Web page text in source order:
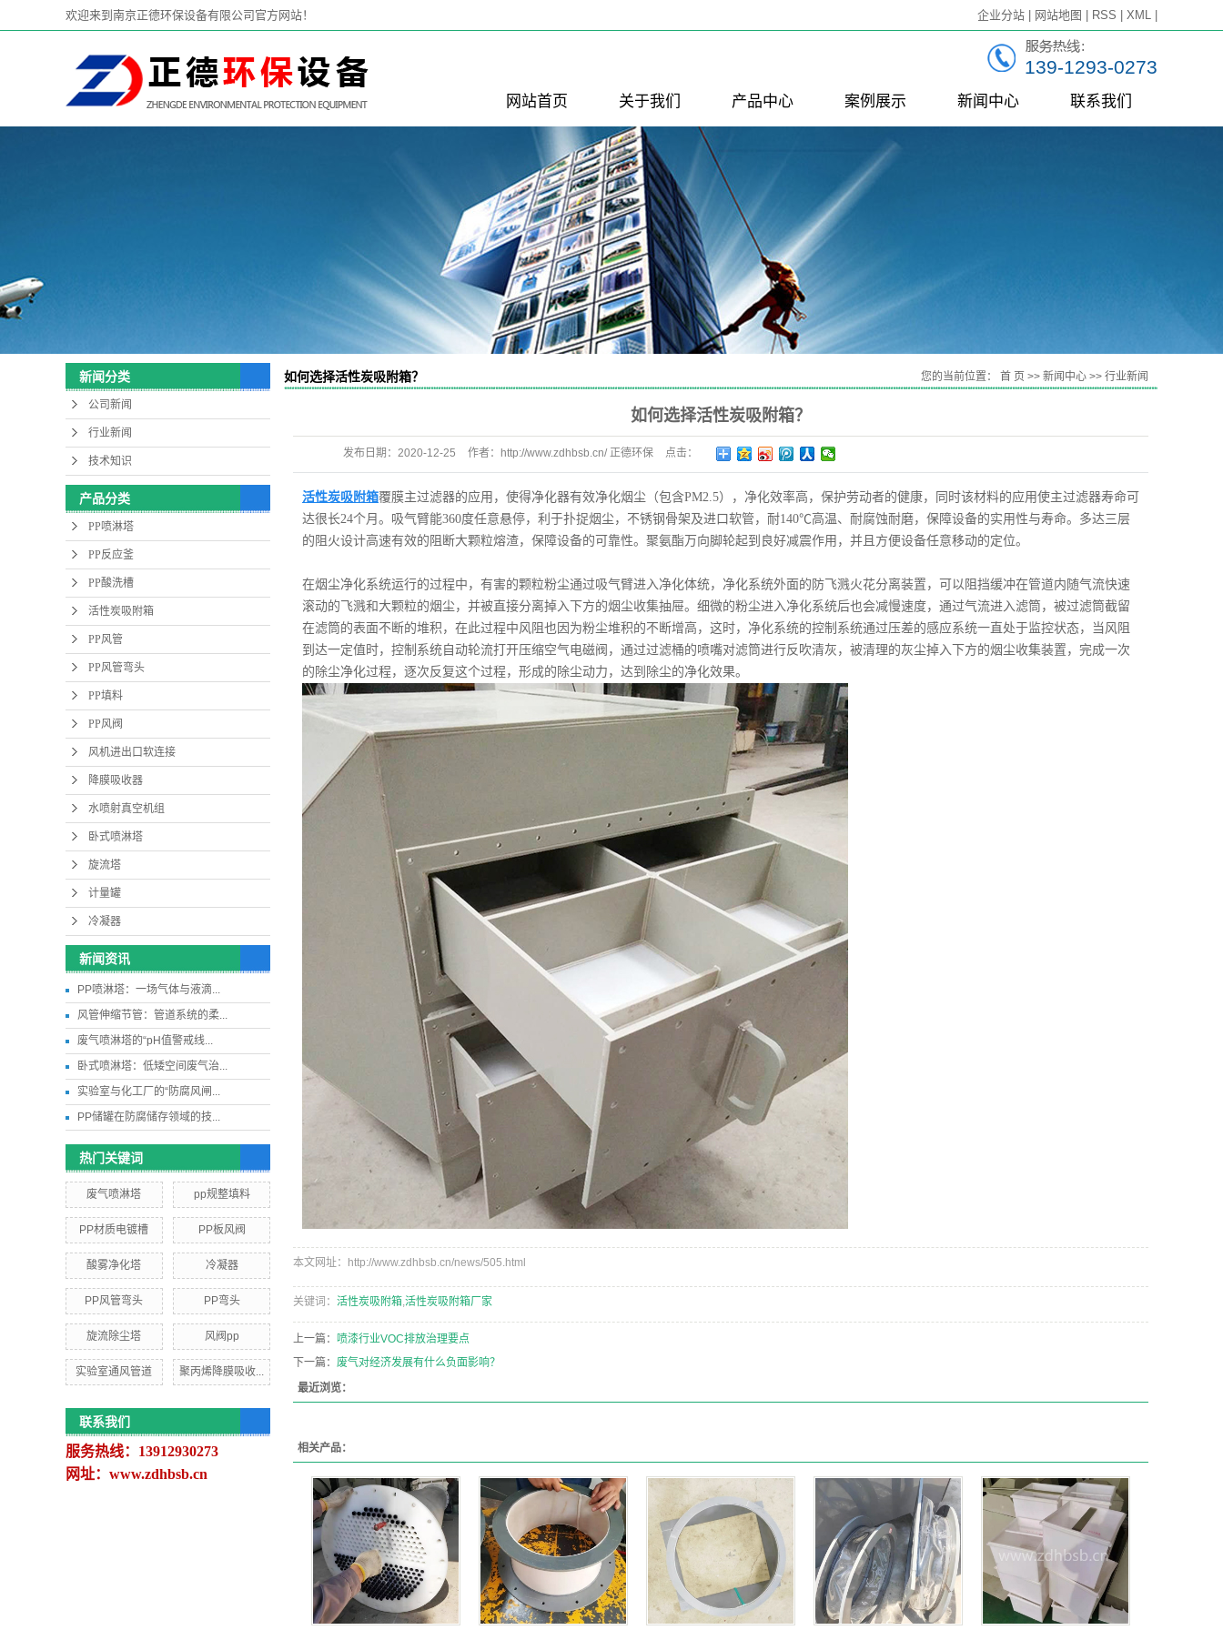
欢迎来到南京正德环保设备有限公司官方网站！ 企业分站 网站地图 RSS XML
139-1293-0273
网站首页
关于我们
公司简介
联系我们
产品中心
PP喷淋塔
PP酸洗槽
活性炭吸附箱
PP风管
PP风管弯头
PP填料
PP风阀
风机进出口软连
水喷射真空机组
旋流塔
冷凝器
案例展示
一级案例
新闻中心
公司新闻
联系我们
新闻分类
公司新闻
行业新闻
技术知识
产品分类
PP喷淋塔
PP反应釜
PP酸洗槽
活性炭吸附箱
PP风管
PP风管弯头
PP填料
PP风阀
风机进出口软连接
降膜吸收器
水喷射真空机组
卧式喷淋塔
旋流塔
计量罐
冷凝器
新闻资讯
PP喷淋塔：一场气体与液滴...
风管伸缩节管：管道系统的柔...
废气喷淋塔的“pH值警戒线...
卧式喷淋塔：低矮空间废气治...
实验室与化工厂的“防腐风闸...
PP储罐在防腐储存领域的技...
热门关键词
废气喷淋塔 pp规整填料
PP材质电镀槽 PP板风阀
酸雾净化塔 冷凝器
PP风管弯头 PP弯头
旋流除尘塔 风阀pp
实验室通风管道 聚丙烯降膜吸收...
联系我们
服务热线：13912930273
网址：www.zdhbsb.cn
如何选择活性炭吸附箱？ 您的当前位置： 首 页 >> 新闻中心 >> 行业新闻
如何选择活性炭吸附箱？
发布日期： 2020-12-25 作者： http://www.zdhbsb.cn/ 正德环保
点击：
430
活性炭吸附箱覆膜主过滤器的应用，使得净化器有效净化烟尘（包含PM2.5），净化效率高，保护劳动者的健康，同时该材料的应用使主过滤器寿命可
达很长24个月。吸气臂能360度任意悬停，利于扑捉烟尘，不锈钢骨架及进口软管，耐140℃高温、耐腐蚀耐磨，保障设备的实用性与寿命。多达三层
的阻火设计高速有效的阻断大颗粒熔渣，保障设备的可靠性。聚氨酯万向脚轮起到良好减震作用，并且方便设备任意移动的定位。
在烟尘净化系统运行的过程中，有害的颗粒粉尘通过吸气臂进入净化体统，净化系统外面的防飞溅火花分离装置，可以阻挡缓冲在管道内随气流快速
滚动的飞溅和大颗粒的烟尘，并被直接分离掉入下方的烟尘收集抽屉。细微的粉尘进入净化系统后也会减慢速度，通过气流进入滤筒，被过滤筒截留
在滤筒的表面不断的堆积，在此过程中风阻也因为粉尘堆积的不断增高，这时，净化系统的控制系统通过压差的感应系统一直处于监控状态，当风阻
到达一定值时，控制系统自动轮流打开压缩空气电磁阀，通过过滤桶的喷嘴对滤筒进行反吹清灰，被清理的灰尘掉入下方的烟尘收集装置，完成一次
的除尘净化过程，逐次反复这个过程，形成的除尘动力，达到除尘的净化效果。
本文网址：http://www.zdhbsb.cn/news/505.html
关键词： 活性炭吸附箱,活性炭吸附箱厂家
上一篇： 喷漆行业VOC排放治理要点
下一篇： 废气对经济发展有什么负面影响？
最近浏览：
相关产品：